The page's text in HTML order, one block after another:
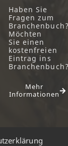
Haben Sie
Fragen zum
Möchten
Sie einen
kostenfreien
Eintrag ins
Mehr
Informationen